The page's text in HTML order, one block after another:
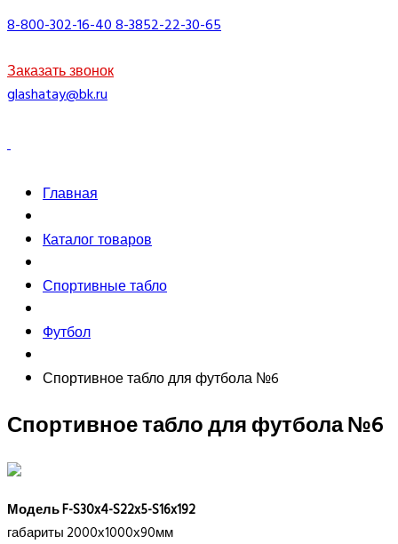
8-800-302-16-408-3852-22-30-65
Заказать звонок
glashatay@bk.ru
Главная
Каталог товаров
Спортивные табло
Футбол
Спортивное табло для футбола №6
Спортивное табло для футбола №6
Модель F-S30x4-S22x5-S16x192
габариты 2000х1000х90мм